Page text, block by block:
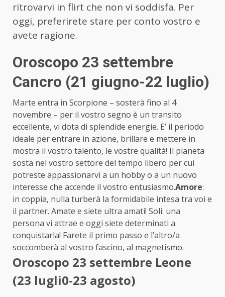
ritrovarvi in flirt che non vi soddisfa. Per
oggi, preferirete stare per conto vostro e
avete ragione.
Oroscopo 23 settembre
Cancro (21 giugno-22 luglio)
Marte entra in Scorpione – sosterà fino al 4
novembre – per il vostro segno è un transito
eccellente, vi dota di splendide energie. E’ il periodo
ideale per entrare in azione, brillare e mettere in
mostra il vostro talento, le vostre qualità! Il pianeta
sosta nel vostro settore del tempo libero per cui
potreste appassionarvi a un hobby o a un nuovo
interesse che accende il vostro entusiasmo.Amore:
in coppia, nulla turberà la formidabile intesa tra voi e
il partner. Amate e siete ultra amati! Soli: una
persona vi attrae e oggi siete determinati a
conquistarla! Farete il primo passo e l’altro/a
soccomberà al vostro fascino, al magnetismo.
Oroscopo 23 settembre Leone
(23 lugli0-23 agosto)